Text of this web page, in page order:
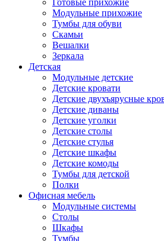
Готовые прихожие
Модульные прихожие
Тумбы для обуви
Скамьи
Вешалки
Зеркала
Детская
Модульные детские
Детские кровати
Детские двухъярусные
Детские диваны
Детские уголки
Детские столы
Детские стулья
Детские шкафы
Детские комоды
Тумбы для детской
Полки
Офисная мебель
Модульные системы
Столы
Шкафы
Тумбы